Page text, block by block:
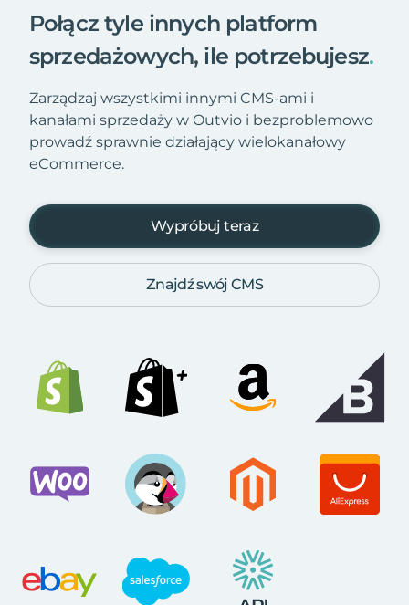
Połącz tyle innych platform
sprzedażowych, ile potrzebujesz.
Zarządzaj wszystkimi innymi CMS-ami i
kanałami sprzedaży w Outvio i bezproblemowo
prowadź sprawnie działający wielokanałowy
eCommerce.
Wypróbuj teraz
Znajdź swój CMS